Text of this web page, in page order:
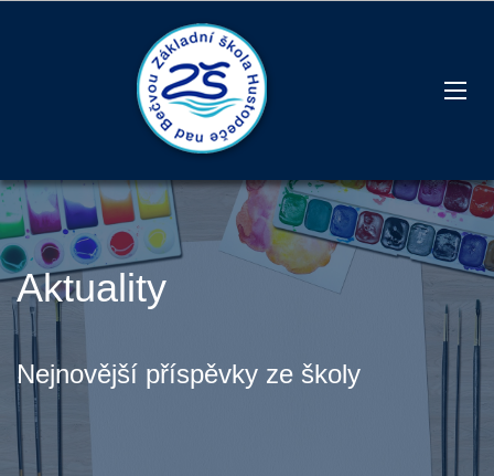
Aktuality
Nejnovější příspěvky ze školy